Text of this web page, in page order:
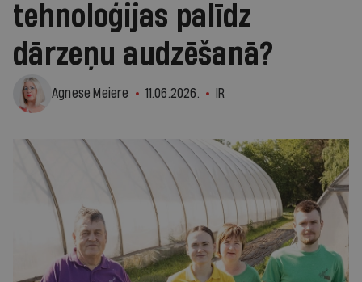
tehnoloģijas palīdz
dārzeņu audzēšanā?
Agnese Meiere 11.06.2026. IR